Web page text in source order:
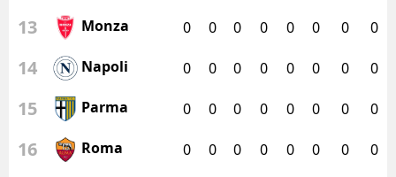
13 Monza 0 0 0 0 0 0 0 0
14 Napoli 0 0 0 0 0 0 0 0
15 Parma 0 0 0 0 0 0 0 0
16 Roma 0 0 0 0 0 0 0 0